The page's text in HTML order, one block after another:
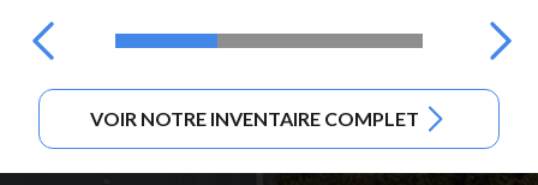
VOIR NOTRE INVENTAIRE COMPLET